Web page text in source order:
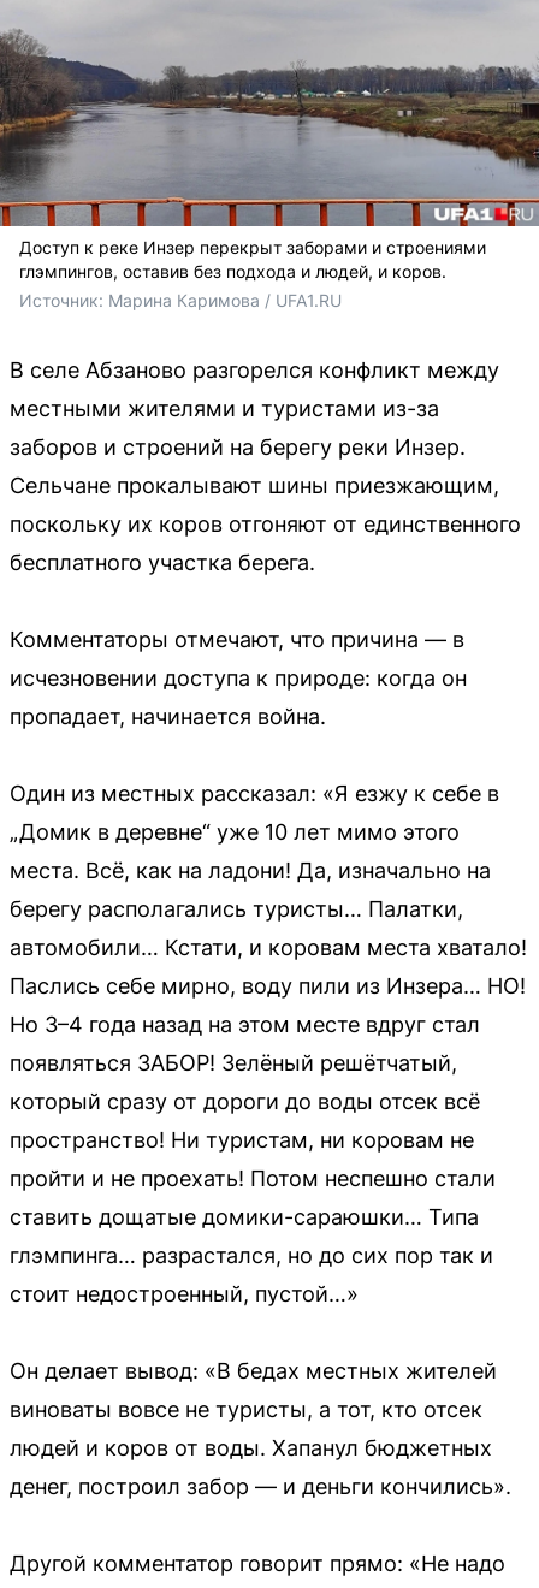
Доступ к реке Инзер перекрыт заборами и строениями
глэмпингов, оставив без подхода и людей, и коров.
Источник: Марина Каримова / UFA1.RU
В селе Абзаново разгорелся конфликт между
местными жителями и туристами из-за
заборов и строений на берегу реки Инзер.
Сельчане прокалывают шины приезжающим,
поскольку их коров отгоняют от единственного
бесплатного участка берега.
Комментаторы отмечают, что причина — в
исчезновении доступа к природе: когда он
пропадает, начинается война.
Один из местных рассказал: «Я езжу к себе в
„Домик в деревне“ уже 10 лет мимо этого
места. Всё, как на ладони! Да, изначально на
берегу располагались туристы… Палатки,
автомобили… Кстати, и коровам места хватало!
Паслись себе мирно, воду пили из Инзера… НО!
Но 3–4 года назад на этом месте вдруг стал
появляться ЗАБОР! Зелёный решётчатый,
который сразу от дороги до воды отсек всё
пространство! Ни туристам, ни коровам не
пройти и не проехать! Потом неспешно стали
ставить дощатые домики-сараюшки… Типа
глэмпинга… разрастался, но до сих пор так и
стоит недостроенный, пустой…»
Он делает вывод: «В бедах местных жителей
виноваты вовсе не туристы, а тот, кто отсек
людей и коров от воды. Хапанул бюджетных
денег, построил забор — и деньги кончились».
Другой комментатор говорит прямо: «Не надо